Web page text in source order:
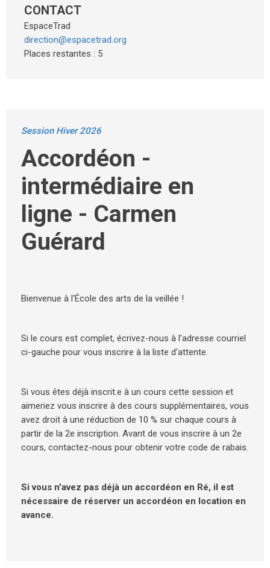
CONTACT
EspaceTrad
direction@espacetrad.org
Places restantes : 5
Session Hiver 2026
Accordéon -
intermédiaire en
ligne - Carmen
Guérard
Bienvenue à l'École des arts de la veillée !
Si le cours est complet, écrivez-nous à l'adresse courriel
ci-gauche pour vous inscrire à la liste d'attente.
Si vous êtes déjà inscrit.e à un cours cette session et
aimeriez vous inscrire à des cours supplémentaires, vous
avez droit à une réduction de 10 % sur chaque cours à
partir de la 2e inscription. Avant de vous inscrire à un 2e
cours, contactez-nous pour obtenir votre code de rabais.
Si vous n'avez pas déjà un accordéon en Ré, il est
nécessaire de réserver un accordéon en location en
avance.